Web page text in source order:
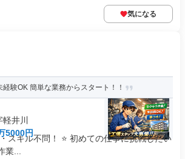
気になる
経験OK 簡単な業務からスタート！！
井川
5000円
スキル不問！ ⭐ 初めての仕事に挑戦したい
業...